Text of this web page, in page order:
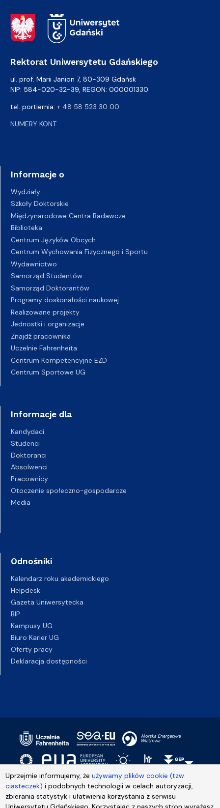
Uprzejmie informujemy, żeużywamy plików cookie (tzw.
ciasteczek) i podobnych technologii w celach autoryzacji,
zbierania statystyk i ułatwienia korzystania z serwisu
Adres Rektoratu
Rektorat Uniwersytetu Gdańskiego
ul. prof. Marii Janion 7, 80-309 Gdańsk
NIP: 584-020-32-39, REGON: 000001330
tel. portiernia: + 48 58 523 30 00
NUMERY KONT
Informacje o
Wydziały
Szkoły Doktorskie
Międzynarodowe Centra Badawcze
Biblioteka
Centrum Języków Obcych
Centrum Wychowania Fizycznego i Sportu
Wydawnictwo
Samorząd Studentów
Samorząd Doktorantów
Programy doskonałości naukowej
Realizowane projekty
Jednostki i organizacje
Znajdź pracownika
Uczelnie Fahrenheita
Centrum Kompetencyjne EZD
Centrum Sportowe UG
Informacje dla
Kandydaci
Studenci
Doktoranci
Absolwenci
Pracownicy
Otoczenie społeczno-gospodarcze
Media
Odnośniki
Kalendarz roku akademickiego
Helpdesk
Gazeta Uniwersytecka
BIP
Kampusy UG
Biuro Karier UG
Oferty pracy
Deklaracja dostępności